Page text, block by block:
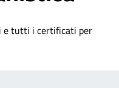
e tutti i certificati per